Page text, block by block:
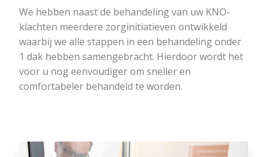
We hebben naast de behandeling van uw KNO-
klachten meerdere zorginitiatieven ontwikkeld
waarbij we alle stappen in een behandeling onder
1 dak hebben samengebracht. Hierdoor wordt het
voor u nog eenvoudiger om sneller en
comfortabeler behandeld te worden.